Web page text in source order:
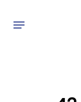
main
Menu